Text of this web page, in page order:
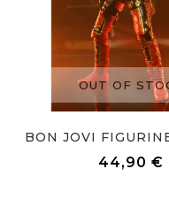
OUT OF
44,90 €